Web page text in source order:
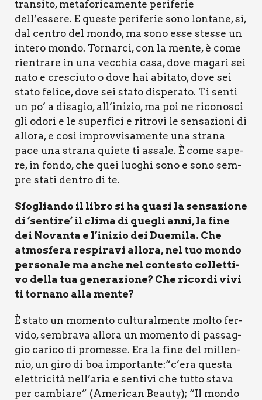
tran­si­to, meta­fo­ri­ca­men­te peri­fe­rie
dell’essere. E que­ste peri­fe­rie sono lon­ta­ne, sì,
dal cen­tro del mon­do, ma sono esse stes­se un
inte­ro mon­do. Tor­nar­ci, con la men­te, è come
rien­tra­re in una vec­chia casa, dove maga­ri sei
nato e cre­sciu­to o dove hai abi­ta­to, dove sei
sta­to feli­ce, dove sei sta­to dispe­ra­to. Ti sen­ti
un po’ a disa­gio, all’inizio, ma poi ne rico­no­sci
gli odo­ri e le super­fi­ci e ritro­vi le sen­sa­zio­ni di
allo­ra, e così improv­vi­sa­men­te una stra­na
pace una stra­na quie­te ti assa­le. È come sape­
re, in fon­do, che quei luo­ghi sono e sono sem­
pre sta­ti den­tro di te.
Sfo­glian­do il libro si ha qua­si la sen­sa­zio­ne
di ‘sen­ti­re’ il cli­ma di que­gli anni, la fine
dei Novan­ta e l’inizio dei Due­mi­la. Che
atmo­sfe­ra respi­ra­vi allo­ra, nel tuo mon­do
per­so­na­le ma anche nel con­te­sto col­let­ti­
vo del­la tua gene­ra­zio­ne? Che ricor­di vivi
ti tor­na­no alla men­te?
È sta­to un momen­to cul­tu­ral­men­te mol­to fer­
vi­do, sem­bra­va allo­ra un momen­to di pas­sag­
gio cari­co di pro­mes­se. Era la fine del mil­len­
nio, un giro di boa importante:“c’era que­sta
elet­tri­ci­tà nell’aria e sen­ti­vi che tut­to sta­va
per cam­bia­re” (Ame­ri­can Beau­ty); “Il mon­do